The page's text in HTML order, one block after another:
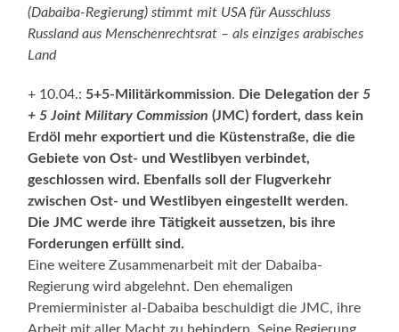
(Dabaiba-Regierung) stimmt mit USA für Ausschluss
Russland aus Menschenrechtsrat – als einziges arabisches
Land
+ 10.04.: 5+5-Militärkommission. Die Delegation der5
+ 5 Joint Military Commission (JMC) fordert, dass kein
Erdöl mehr exportiert und die Küstenstraße, die die
Gebiete von Ost- und Westlibyen verbindet,
geschlossen wird. Ebenfalls soll der Flugverkehr
zwischen Ost- und Westlibyen eingestellt werden.
Die JMC werde ihre Tätigkeit aussetzen, bis ihre
Forderungen erfüllt sind.
Eine weitere Zusammenarbeit mit der Dabaiba-
Regierung wird abgelehnt. Den ehemaligen
Premierminister al-Dabaiba beschuldigt die JMC, ihre